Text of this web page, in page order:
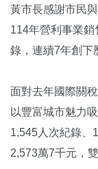
黃市長感謝市民
114年營利事業
錄，連續7年創下
面對去年國際關
以豐富城市魅力
1,545人次紀錄、
2,573萬7千元，